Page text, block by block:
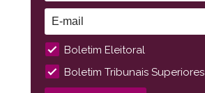
Boletim Eleitoral
Boletim Tribunais Superiores